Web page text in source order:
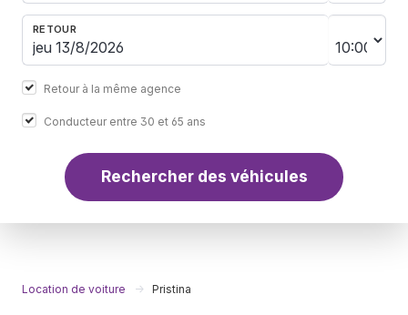
RETOUR
Retour à la même agence
Conducteur entre 30 et 65 ans
Rechercher des véhicules
Location de voiture Pristina